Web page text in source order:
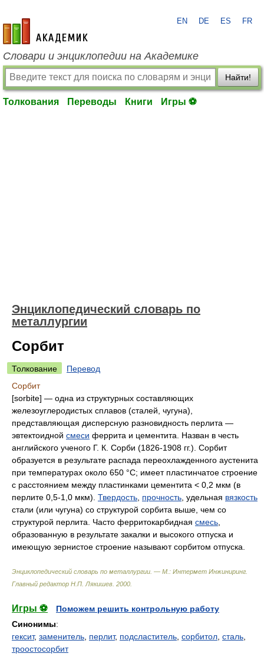
academic.ru
EN DE ES FR
Словари и энциклопедии на Академике
Найти!
Толкования Переводы Книги Игры ⚽
Энциклопедический словарь по
металлургии
Сорбит
Толкование
Перевод
Сорбит
[sorbite] — одна из структурных составляющих
железоуглеродистых сплавов (сталей, чугуна),
представляющая дисперсную разновидность перлита —
эвтектоидной смеси феррита и цементита. Назван в честь
английского ученого Г. К. Сорби (1826-1908 гг.). Сорбит
образуется в результате распада переохлажденного аустенита
при температураx около 650 °С; имеет пластинчатое строение
с расстоянием между пластинками цементита < 0,2 мкм (в
перлите 0,5-1,0 мкм). Твердость прочность , удельная вязкость
стали (или чугуна) со структурой сорбита выше, чем со
структурой перлита. Часто ферритокарбидная смесь
образованную в результате закалки и высокого отпуска и
имеющую зернистое строение называют сорбитом отпуска.
Энциклопедический словарь по металлургии. — М.: Интермет Инжиниринг
Главный редактор Н.П. Лякишев 2000
Игры ⚽
Поможем решить контрольную работу
Синонимы:
гексит, заменитель перлит, подсластитель сорбитол сталь
троостосорбит